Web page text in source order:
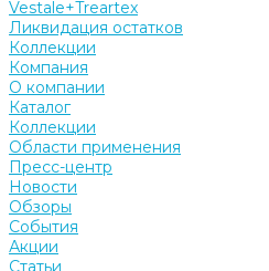
Vestale+Treartex
Ликвидация остатков
Коллекции
Компания
О компании
Каталог
Коллекции
Области применения
Пресс-центр
Новости
Обзоры
События
Акции
Статьи